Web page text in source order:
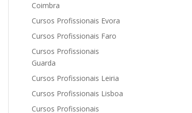
Coimbra
Cursos Profissionais Evora
Cursos Profissionais Faro
Cursos Profissionais
Guarda
Cursos Profissionais Leiria
Cursos Profissionais Lisboa
Cursos Profissionais